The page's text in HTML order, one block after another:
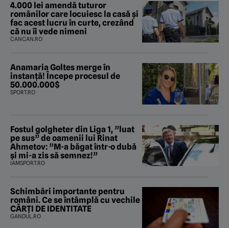
4.000 lei amendă tuturor
românilor care locuiesc la casă și
fac acest lucru în curte, crezând
că nu îi vede nimeni
CANCAN.RO
Anamaria Goltes merge în
instanță! Începe procesul de
50.000.000$
SPORT.RO
Fostul golgheter din Liga 1, ”luat
pe sus” de oamenii lui Rinat
Ahmetov: ”M-a băgat într-o dubă
și mi-a zis să semnez!”
IAMSPORT.RO
Schimbări importante pentru
români. Ce se întâmplă cu vechile
CĂRȚI DE IDENTITATE
GANDUL.RO